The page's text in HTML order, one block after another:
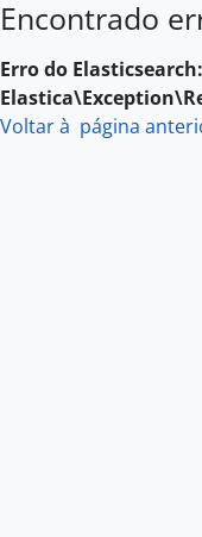
Skip to main content
Encontrado
Erro do Elasticsearch:
Voltar à página